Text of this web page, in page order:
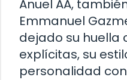
Anuel AA,
Emmanuel
dejado su huella
explícitas, su
personalidad